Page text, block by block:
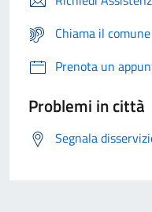
Chiama il
Prenota un
Problemi in città
Segnala